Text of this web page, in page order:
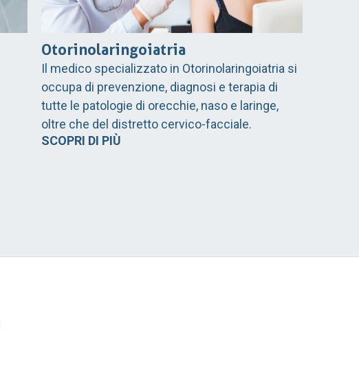
Otorinolaringoiatria
Il medico specializzato in Otorinolaringoiatria si
occupa di prevenzione, diagnosi e terapia di
tutte le patologie di orecchie, naso e laringe,
oltre che del distretto cervico-facciale.
SCOPRI DI PIÙ